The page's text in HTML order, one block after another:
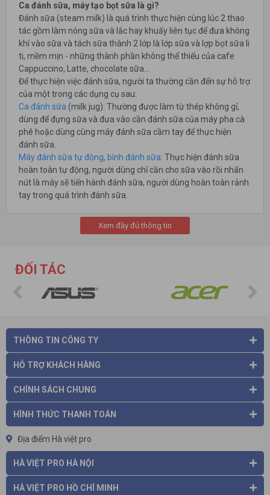
Ca đánh sữa, máy tạo bọt sữa là gì?
Đánh sữa (steam milk) là quá trình thực hiện cùng lúc 2 thao
tác gồm làm nóng sữa và lắc hay khuấy liên tục để đưa không
khí vào sữa và tách sữa thành 2 lớp là lớp sữa và lợp bọt sữa li
ti, mềm mịn - những thành phần không thể thiếu của cafe
Cappuccino, Latte, chocolate sữa...
Để thực hiện việc đánh sữa, người ta thường cần đến sự hỗ trợ
của một trong các dụng cụ sau:
Ca đánh sữa (milk jug): Thường được làm từ thép không gỉ,
dùng để đựng sữa và đưa vào cần đánh sữa của máy pha cà
phê hoặc dùng cùng máy đánh sữa cầm tay để thực hiện
đánh sữa.
Máy đánh sữa tự động, bình đánh sữa: Thực hiện đánh sữa
hoàn toàn tự động, người dùng chỉ cần cho sữa vào rồi nhấn
nút là máy sẽ tiến hành đánh sữa, người dùng hoàn toàn rảnh
tay trong quá trình đánh sữa.
cho máy vào dụng cụ chứa sữa, nhấn nút là máy sẽ tiến hành
đánh sữa, người dùng cần cầm máy trên tay trong suốt quá
kem, sữa trang trí bánh ngọt, cà phê đẹp hơn; sau khi cho
kem, sữa tươi vào bình thì người dùng chỉ cần lắc mạnh tay rồi
ấn vào đầu phun kem là được.
Ưu điểm của ca đánh sữa, máy tạo bọt sữa
Xem đầy đủ thông tin
ĐỐI TÁC
THÔNG TIN CÔNG TY
HỖ TRỢ KHÁCH HÀNG
CHÍNH SÁCH CHUNG
HÌNH THỨC THANH TOÁN
Địa điểm Hà việt pro
HÀ VIỆT PRO HÀ NỘI
HÀ VIỆT PRO HỒ CHÍ MINH